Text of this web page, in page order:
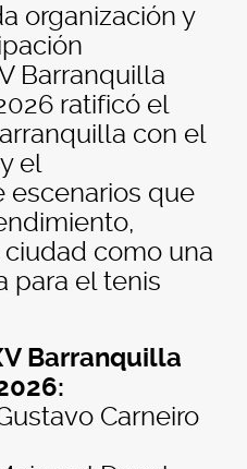
organización y
Barranquilla
ratificó el
con el
el
escenarios que
como una
para el tenis
Barranquilla
Carneiro